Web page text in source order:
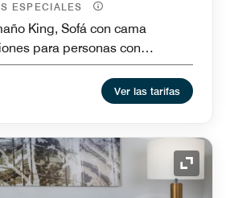
ESPECIALES
King, Sofá con cama
para personas con
de movilidad y bañera
Ver las tarifas
Icono